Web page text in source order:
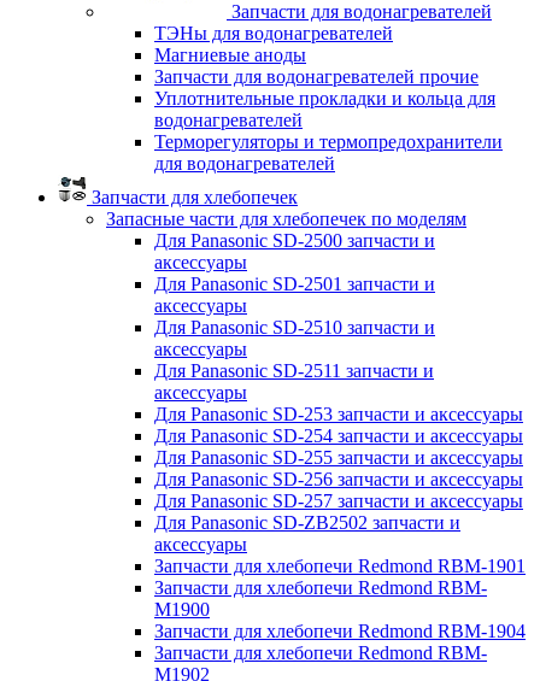
Запчасти для водонагревателей
ТЭНы для водонагревателей
Магниевые аноды
Запчасти для водонагревателей прочие
Уплотнительные прокладки и кольца для
водонагревателей
Терморегуляторы и термопредохранители
для водонагревателей
Запчасти для хлебопечек
Запасные части для хлебопечек по моделям
Для Panasonic SD-2500 запчасти и
аксессуары
Для Panasonic SD-2501 запчасти и
аксессуары
Для Panasonic SD-2510 запчасти и
аксессуары
Для Panasonic SD-2511 запчасти и
аксессуары
Для Panasonic SD-253 запчасти и аксессуары
Для Panasonic SD-254 запчасти и аксессуары
Для Panasonic SD-255 запчасти и аксессуары
Для Panasonic SD-256 запчасти и аксессуары
Для Panasonic SD-257 запчасти и аксессуары
Для Panasonic SD-ZB2502 запчасти и
аксессуары
Запчасти для хлебопечи Redmond RBM-1901
Запчасти для хлебопечи Redmond RBM-
M1900
Запчасти для хлебопечи Redmond RBM-1904
Запчасти для хлебопечи Redmond RBM-
M1902